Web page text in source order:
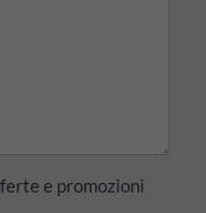
e promozioni